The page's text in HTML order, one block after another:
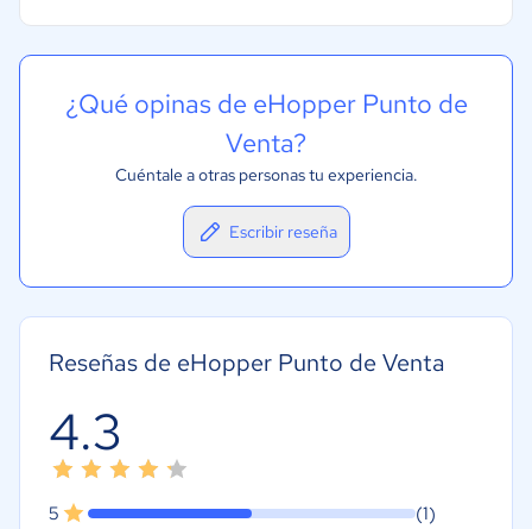
¿Qué opinas de eHopper Punto de
Venta?
Cuéntale a otras personas tu experiencia.
Escribir reseña
Reseñas de eHopper Punto de Venta
4.3
5
(1)